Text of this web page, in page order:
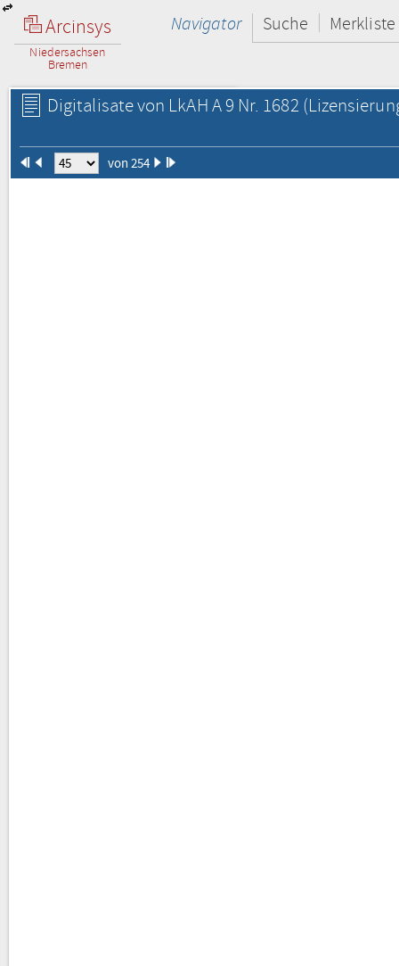
Arcinsys
Niedersachsen
Bremen
Navigator Suche Merkliste
Digitalisate von LkAH A 9 Nr. 1682
von 254